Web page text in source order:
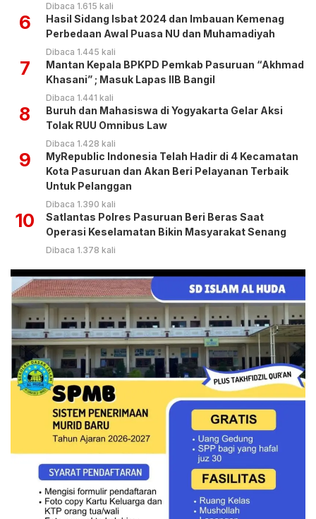
Dibaca 1.615 kali
6
Hasil Sidang Isbat 2024 dan Imbauan Kemenag
Perbedaan Awal Puasa NU dan Muhamadiyah
Dibaca 1.445 kali
7
Mantan Kepala BPKPD Pemkab Pasuruan “Akhmad
Khasani” ; Masuk Lapas IIB Bangil
Dibaca 1.441 kali
8
Buruh dan Mahasiswa di Yogyakarta Gelar Aksi
Tolak RUU Omnibus Law
Dibaca 1.428 kali
9
MyRepublic Indonesia Telah Hadir di 4 Kecamatan
Kota Pasuruan dan Akan Beri Pelayanan Terbaik
Untuk Pelanggan
Dibaca 1.390 kali
10
Satlantas Polres Pasuruan Beri Beras Saat
Operasi Keselamatan Bikin Masyarakat Senang
Dibaca 1.378 kali